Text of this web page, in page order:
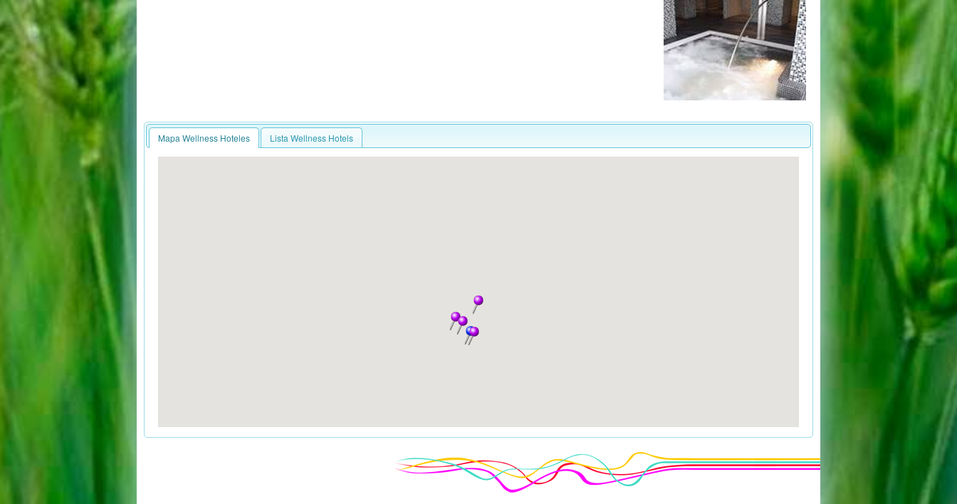
Mapa Wellness Hoteles Lista Wellness Hotels